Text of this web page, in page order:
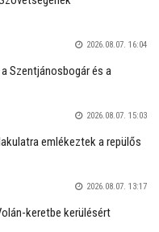
2026.08.07. 16:04
Szentjánosbogár és a
2026.08.07. 15:03
emlékeztek a repülős
2026.08.07. 13:17
keretbe kerülésért